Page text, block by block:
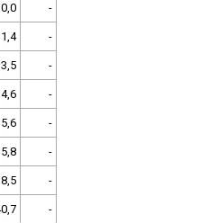
-
-
-
-
-
-
-
-